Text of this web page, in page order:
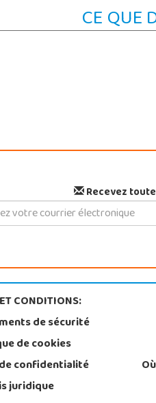
CE QUE
Recevez
CONDITIONS:
de sécurité
de cookies
confidentialité
juridique